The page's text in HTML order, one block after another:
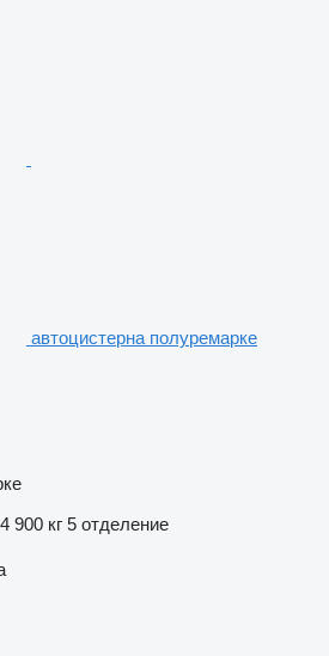
автоцистерна полуремарке
4 900 кг 5 отделение